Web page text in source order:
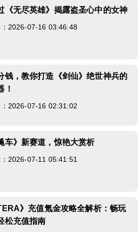
《无尽英雄》揭露盗圣心中的女神
：2026-07-16 03:46:48
钱，教你打造《剑仙》绝世神兵的
！
：2026-07-16 02:31:02
车》新赛道，惊艳大赏析
2026-07-11 05:41:51
》充值氪金攻略全解析：畅玩
松充值指南